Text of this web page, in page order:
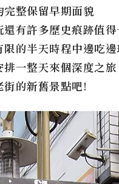
整保留早期面貌
有許多歷史痕跡值
的半天時程中邊吃
一整天來個深度之旅
的新舊景點吧!